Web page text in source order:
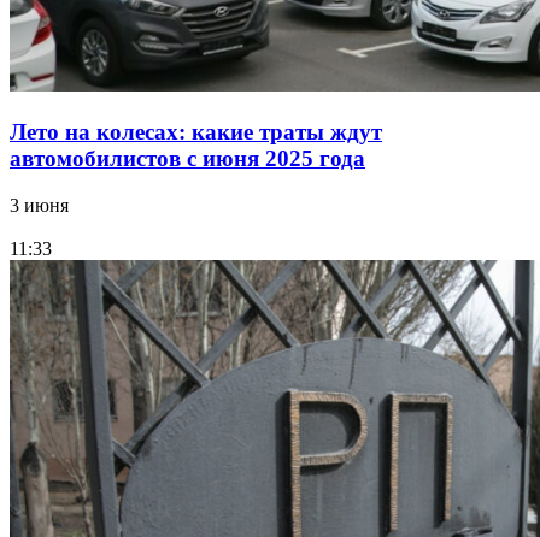
Лето на колесах: какие траты ждут
автомобилистов с июня 2025 года
3 июня
11:33